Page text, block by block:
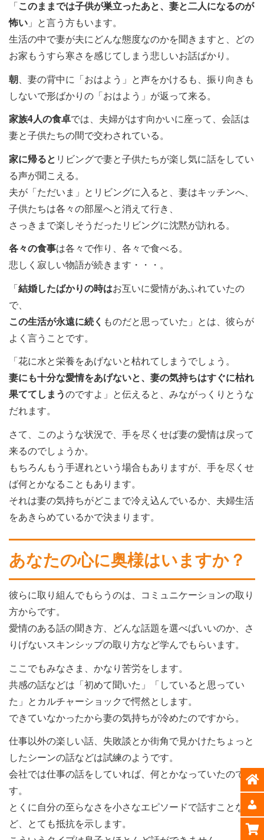
「このままでは子供が巣立ったあと、妻と二人になるのが
怖い 」と言う方もいます。
生活の中で妻が夫にどんな態度なのかを聞きますと、どの
お家もうすら寒さを感じてしまう悲しいお話ばかり。
朝、妻の背中に「おはよう」と声をかけるも、振り向きも
しないで形ばかりの「おはよう」が返って来る。
家族4人の食卓では、夫婦がはす向かいに座って、会話は
妻と子供たちの間で交わされている。
家に帰ると リビングで妻と子供たちが楽し気に話をしてい
る声が聞こえる。
夫が「ただいま」とリビングに入ると、妻はキッチンへ、
子供たちは各々の部屋へと消えて行き、
さっきまで楽しそうだったリビングに沈黙が訪れる。
各々の食事は各々で作り、各々で食べる。
悲しく寂しい物語が続きます・・・。
「結婚したばかりの時はお互いに愛情があふれていたの
で、
この生活が永遠に続く ものだと思っていた」とは、彼らが
よく言うことです。
「花に水と栄養をあげないと枯れてしまうでしょう。
妻にも十分な愛情をあげないと、妻の気持ちはすぐに枯れ
果ててしまうのですよ」と伝えると、みながっくりとうな
だれます。
さて、このような状況で、手を尽くせば妻の愛情は戻って
来るのでしょうか。
もちろんもう手遅れという場合もありますが、手を尽くせ
ば何とかなることもあります。
それは妻の気持ちがどこまで冷え込んでいるか、夫婦生活
をあきらめているかで決まります。
あなたの心に奥様はいますか？
彼らに取り組んでもらうのは、コミュニケーションの取り
方からです。
愛情のある話の聞き方、どんな話題を選べばいいのか、さ
りげないスキンシップの取り方など学んでもらいます。
ここでもみなさま、かなり苦労をします。
共感の話などは「初めて聞いた」「していると思ってい
た」とカルチャーショックで愕然とします。
できていなかったから妻の気持ちが冷めたのですから。
仕事以外の楽しい話、失敗談とか街角で見かけたちょっと
したシーンの話などは試練のようです。
会社では仕事の話をしていれば、何とかなっていたので
す。
とくに自分の至らなさを小さなエピソードで話すことな
ど、とても抵抗を示します。